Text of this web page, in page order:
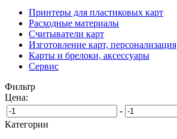
Принтеры для пластиковых карт
Расходные материалы
Считыватели карт
Изготовление карт, персонализация
Карты и брелоки, аксессуары
Сервис
Фильтр
Цена:
-
Категории